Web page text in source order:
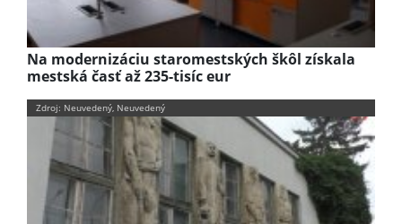
Na modernizáciu staromestských škôl získala
mestská časť až 235-tisíc eur
Zdroj: Neuvedený, Neuvedený